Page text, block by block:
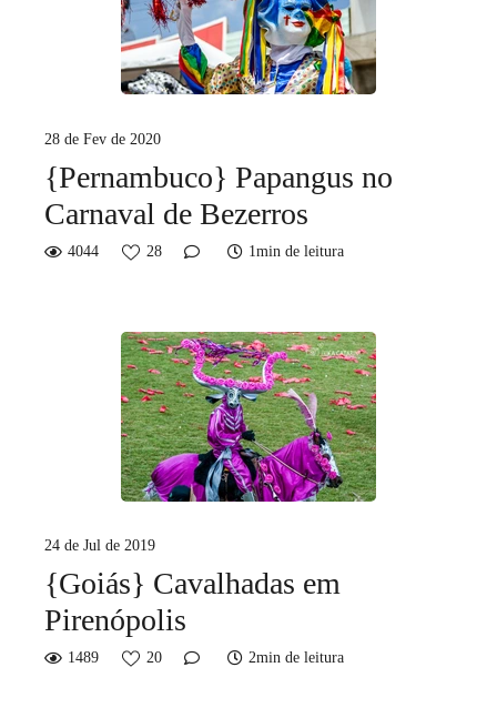
28 de Fev de 2020
{Pernambuco} Papangus no
Carnaval de Bezerros
4044 28 1min de leitura
24 de Jul de 2019
{Goiás} Cavalhadas em
Pirenópolis
1489 20 2min de leitura